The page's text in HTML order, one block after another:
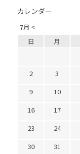
カレンダー
7月 <
日 月
2
3
9
10
16
17
23
24
30
31